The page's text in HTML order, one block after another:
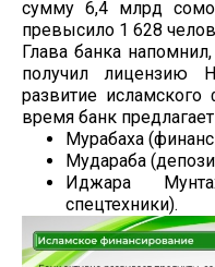
сумму 6,4 млрд
превысило 1 628
Глава банка
получил лицензию
развитие исламского
время банк
Мурабаха
Мудараба
Иджара
спецтехники).